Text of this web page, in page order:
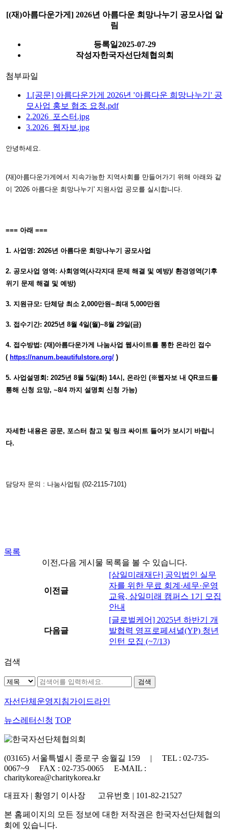
[(재)아름다운가게] 2026년 아름다운 희망나누기 공모사업 알
림
등록일2025-07-29
작성자한국자선단체협의회
첨부파일
1.[공문] 아름다운가게 2026년 '아름다운 희망나누기' 공
모사업 홍보 협조 요청.pdf
2.2026_포스터.jpg
3.2026_웹자보.jpg
안녕하세요.
(재)아름다운가게에서 지속가능한 지역사회를 만들어가기 위해 아래와 같
이 '2026 아름다운 희망나누기' 지원사업 공모를 실시합니다.
=== 아래 ===
1. 사업명: 2026년 아름다운 희망나누기 공모사업
2. 공모사업 영역: 사회영역(사각지대 문제 해결 및 예방)/ 환경영역(기후
위기 문제 해결 및 예방)
3. 지원규모: 단체당 최소 2,000만원~최대 5,000만원
3. 접수기간: 2025년 8월 4일(월)~8월 29일(금)
4. 접수방법: (재)아름다운가게 나눔사업 웹사이트를 통한 온라인 접수
( https://nanum.beautifulstore.org/ )
5. 사업설명회: 2025년 8월 5일(화) 14시, 온라인 (※웹자보 내 QR코드를
통해 신청 요망, ~8/4 까지 설명회 신청 가능)
자세한 내용은 공문, 포스터 참고 및 링크 싸이트 들어가 보시기 바랍니
다.
담당자 문의 : 나눔사업팀 (02-2115-7101)
목록
이전,다음 게시물 목록을 볼 수 있습니다.
이전글
[삼일미래재단] 공익법인 실무
자를 위한 무료 회계·세무·운영
교육, 삼일미래 캠퍼스 1기 모집
안내
다음글
[글로벌케어] 2025년 하반기 개
발협력 영프로페셔녈(YP) 청년
인턴 모집 (~7/13)
검색
자선단체 운영지침가이드라인
뉴스레터신청 TOP
(03165) 서울특별시 종로구 송월길 159 | TEL : 02-735-
0067~9 FAX : 02-735-0065 E-MAIL :
charitykorea@charitykorea.kr
대표자 | 황영기 이사장 고유번호 | 101-82-21527
본 홈페이지의 모든 정보에 대한 저작권은 한국자선단체협의
회에 있습니다.